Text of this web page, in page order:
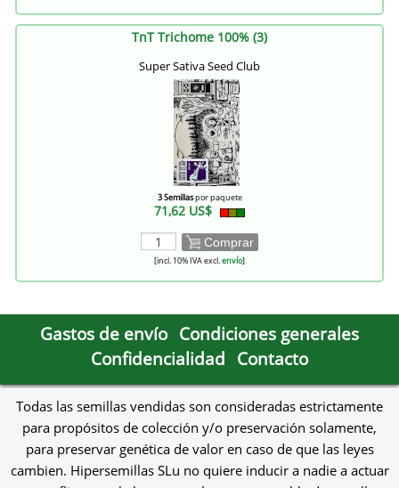
TnT Trichome 100% (3)
Super Sativa Seed Club
3 Semillaspor paquete
71,62 US$
Comprar
[incl. 10% IVA excl.envío]
Gastos de envío Condiciones generales
Confidencialidad Contacto
Todas las semillas vendidas son consideradas estrictamente
para propósitos de colección y/o preservación solamente,
para preservar genética de valor en caso de que las leyes
cambien. Hipersemillas SLu no quiere inducir a nadie a actuar